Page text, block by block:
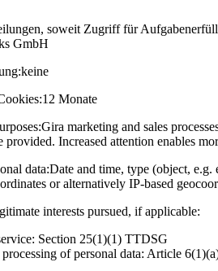
soweit Zugriff für
GmbH
keine
12 Monate
Gira marketing and sales
provided. Increased attention enables
data:Date and time, type (object,
or alternatively IP-based
interests pursued, if applicable:
Section 25(1)(1) TTDSG
processing of personal data: Article